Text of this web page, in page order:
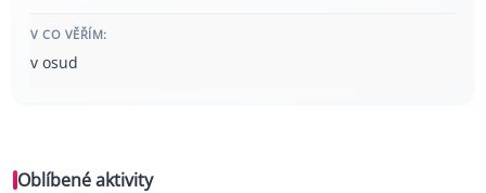
V CO VĚŘÍM:
v osud
Oblíbené aktivity